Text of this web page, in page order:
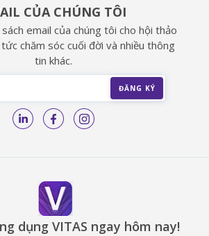
CỦA CHÚNG TÔI
email của chúng tôi cho hội thảo
chăm sóc cuối đời và nhiều thông
tin khác.
dụng VITAS ngay hôm nay!